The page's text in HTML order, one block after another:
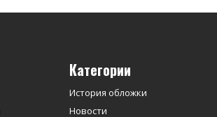
Категории
История обложки
Новости